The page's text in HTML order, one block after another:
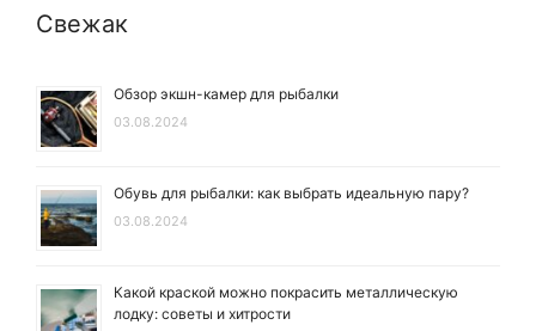
Свежак
Обзор экшн-камер для рыбалки
03.08.2024
Обувь для рыбалки: как выбрать идеальную пару?
03.08.2024
Какой краской можно покрасить металлическую
лодку: советы и хитрости